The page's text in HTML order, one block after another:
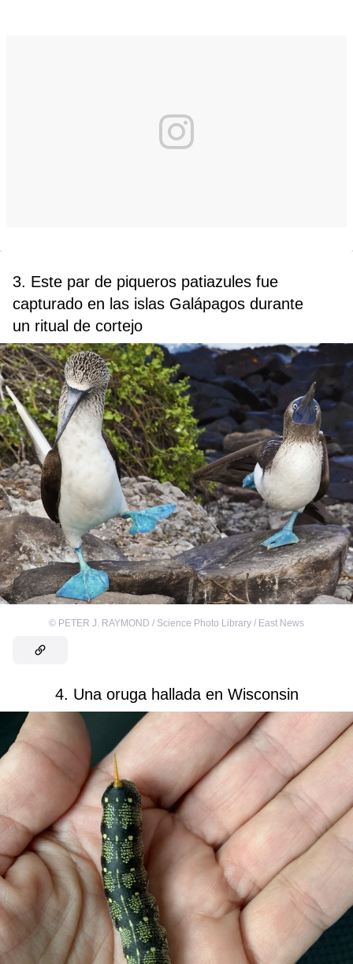
3. Este par de piqueros patiazules fue
capturado en las islas Galápagos durante
un ritual de cortejo
© PETER J. RAYMOND / Science Photo Library / East News
4. Una oruga hallada en Wisconsin